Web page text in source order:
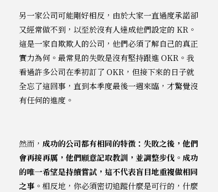
另一家公司可能剛好相反，由於大家一直過度承諾卻
又經常做不到，以至於沒有人達成他們設定的 KR。
這是一家自欺欺人的公司，他們必須了解自己的真正
實力為何。最常見的失敗是沒有堅持跟進 OKR。我
看過許多公司在季初訂了 OKR，但接下來的日子就
全忘了這回事，直到本季度最後一週來臨，才驚覺沒
有任何的進度。
然而， 成功的公司都有相同的特徵：失敗之後，他們
會再接再厲，他們願意記取教訓，並調整步伐。成功
的唯一希望是持續嘗試，這不代表盲目地重複做相同
之事。相反地，你必須密切追蹤什麼是可行的，什麼